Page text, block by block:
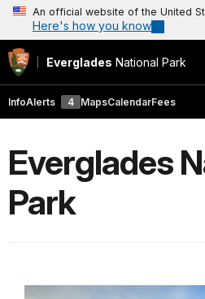
An official website of the United
Here's how you know
Everglades National Park
InfoAlerts 4 MapsCalendarFees
Everglades
Park